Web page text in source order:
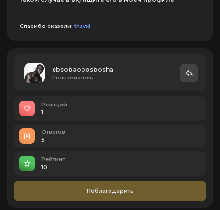
Спасибо сказали:thsvxi
ebsobaobosbosha
Пользователь
Реакций
1
Ответов
5
Рейтинг
10
Поблагодарить